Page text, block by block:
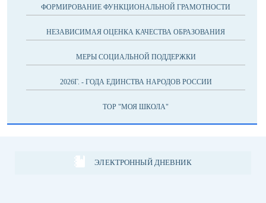
ФОРМИРОВАНИЕ ФУНКЦИОНАЛЬНОЙ ГРАМОТНОСТИ
НЕЗАВИСИМАЯ ОЦЕНКА КАЧЕСТВА ОБРАЗОВАНИЯ
МЕРЫ СОЦИАЛЬНОЙ ПОДДЕРЖКИ
2026Г. - ГОДА ЕДИНСТВА НАРОДОВ РОССИИ
ТОР "МОЯ ШКОЛА"
ЭЛЕКТРОННЫЙ ДНЕВНИК